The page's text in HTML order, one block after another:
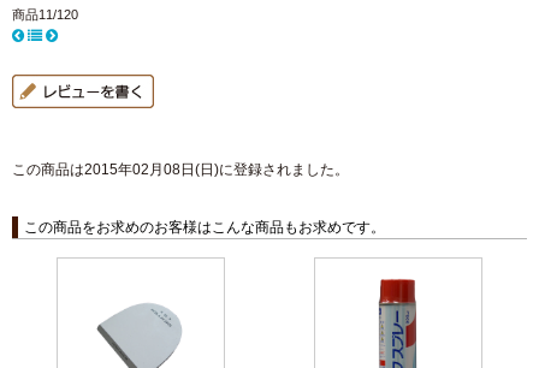
商品11/120
この商品は2015年02月08日(日)に登録されました。
この商品をお求めのお客様はこんな商品もお求めです。